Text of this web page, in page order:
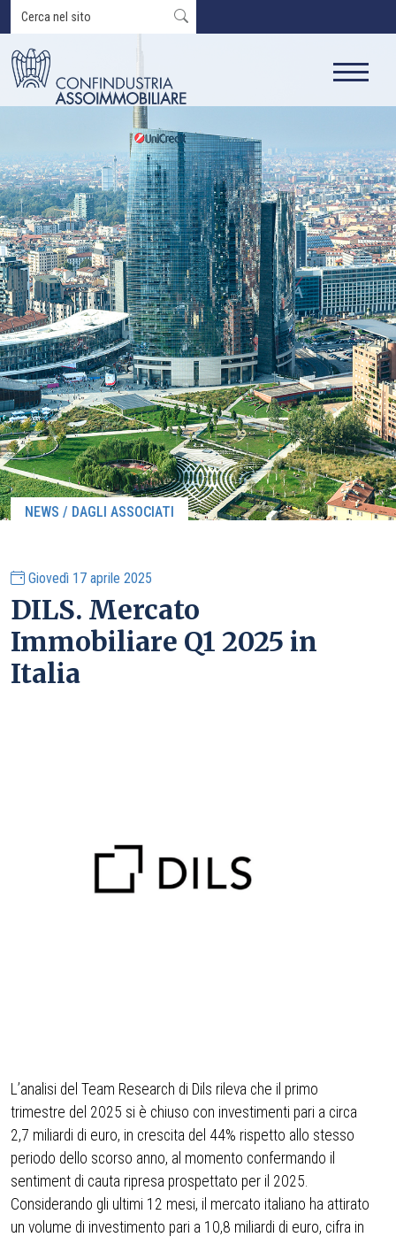
NEWS / DAGLI ASSOCIATI
Giovedì 17 aprile 2025
DILS. Mercato
Immobiliare Q1 2025 in
Italia
L’analisi del Team Research di Dils rileva che il primo
trimestre del 2025 si è chiuso con investimenti pari a circa
2,7 miliardi di euro, in crescita del 44% rispetto allo stesso
periodo dello scorso anno, al momento confermando il
sentiment di cauta ripresa prospettato per il 2025.
Considerando gli ultimi 12 mesi, il mercato italiano ha attirato
un volume di investimento pari a 10,8 miliardi di euro, cifra in